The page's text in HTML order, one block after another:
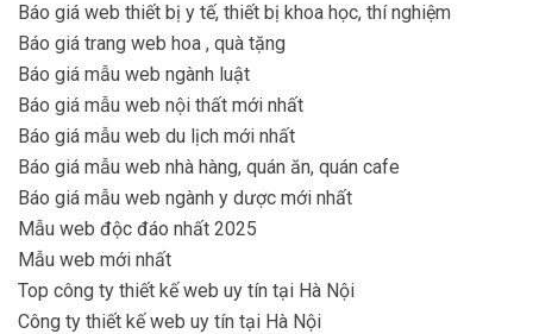
Báo giá web thiết bị y tế, thiết bị khoa học, thí nghiệm
Báo giá trang web hoa , quà tặng
Báo giá mẫu web ngành luật
Báo giá mẫu web nội thất mới nhất
Báo giá mẫu web du lịch mới nhất
Báo giá mẫu web nhà hàng, quán ăn, quán cafe
Báo giá mẫu web ngành y dược mới nhất
Mẫu web độc đáo nhất 2025
Mẫu web mới nhất
Top công ty thiết kế web uy tín tại Hà Nội
Công ty thiết kế web uy tín tại Hà Nội